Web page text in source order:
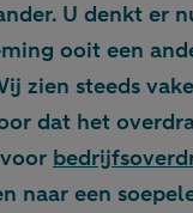
U denkt er
ooit een
zien steeds
dat het
naar een